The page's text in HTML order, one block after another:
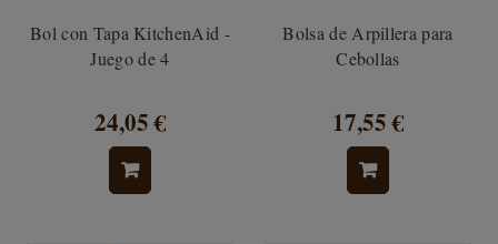
Bol con Tapa KitchenAid -
Juego de 4
24,05 €
Bolsa de Arpillera para
Cebollas
17,55 €